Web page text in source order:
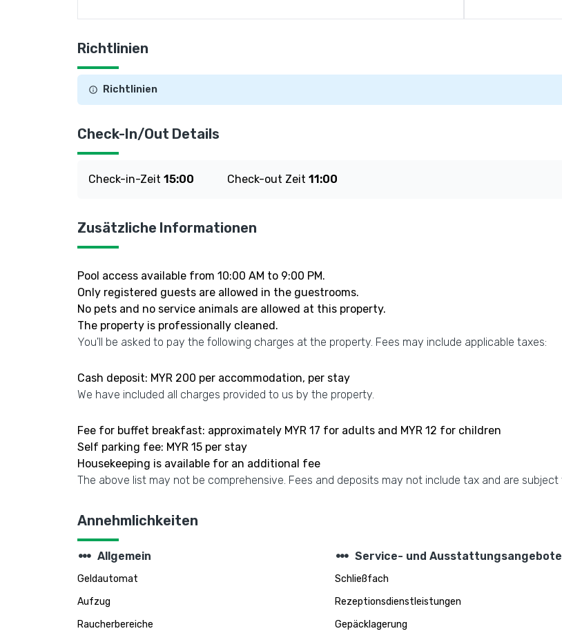
Richtlinien
Richtlinien
Check-In/Out Details
Check-in-Zeit 15:00 Check-out Zeit 11:00
Zusätzliche Informationen
Pool access available from 10:00 AM to 9:00 PM.
Only registered guests are allowed in the guestrooms.
No pets and no service animals are allowed at this property.
The property is professionally cleaned.
You'll be asked to pay the following charges at the property. Fees may include applicable taxes:
Cash deposit: MYR 200 per accommodation, per stay
We have included all charges provided to us by the property.
Fee for buffet breakfast: approximately MYR 17 for adults and MYR 12 for children
Self parking fee: MYR 15 per stay
Housekeeping is available for an additional fee
The above list may not be comprehensive. Fees and deposits may not include tax and are subject
Annehmlichkeiten
steppers Allgemein
Geldautomat
Aufzug
Raucherbereiche
steppers Service- und Ausstattungsangebote
Schließfach
Rezeptionsdienstleistungen
Gepäcklagerung